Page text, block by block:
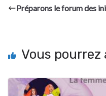
Préparons le forum des
Vous pourrez